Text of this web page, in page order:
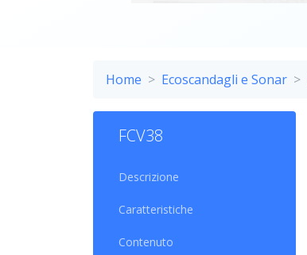
Home Ecoscandagli e Sonar
FCV38
Descrizione
Caratteristiche
Contenuto